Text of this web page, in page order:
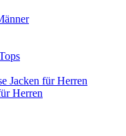
Jacken für Herren
Herren